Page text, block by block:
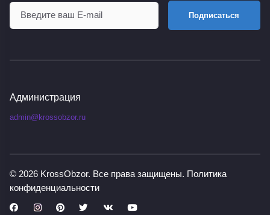
Подписаться
Администрация
admin@krossobzor.ru
© 2026 KrossObzor. Все права защищены. Политика
конфиденциальности